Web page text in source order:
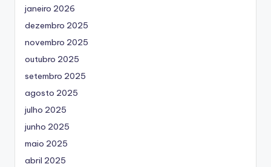
janeiro 2026
dezembro 2025
novembro 2025
outubro 2025
setembro 2025
agosto 2025
julho 2025
junho 2025
maio 2025
abril 2025